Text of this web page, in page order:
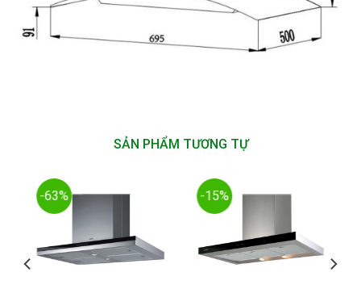
SẢN PHẨM TƯƠNG TỰ
-63% -15%